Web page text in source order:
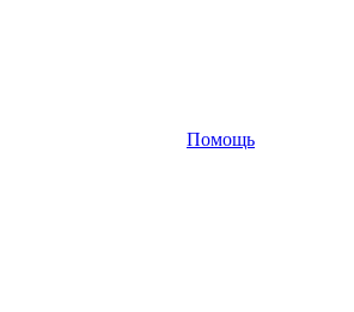
Помощь